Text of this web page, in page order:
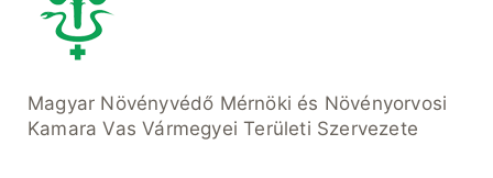
Magyar Növényvédő Mérnöki és Növényorvosi
Kamara Vas Vármegyei Területi Szervezete